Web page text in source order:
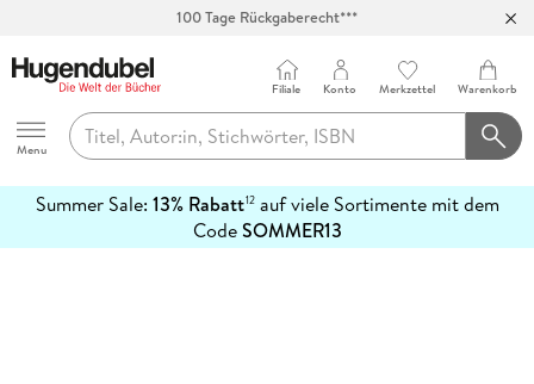
100 Tage Rückgaberecht***
Hugendubel
Menu
Filiale Konto Merkzettel Warenkorb
Summer Sale: 13% Rabatt12auf viele Sortimente mit dem
CodeSOMMER13
erfahren